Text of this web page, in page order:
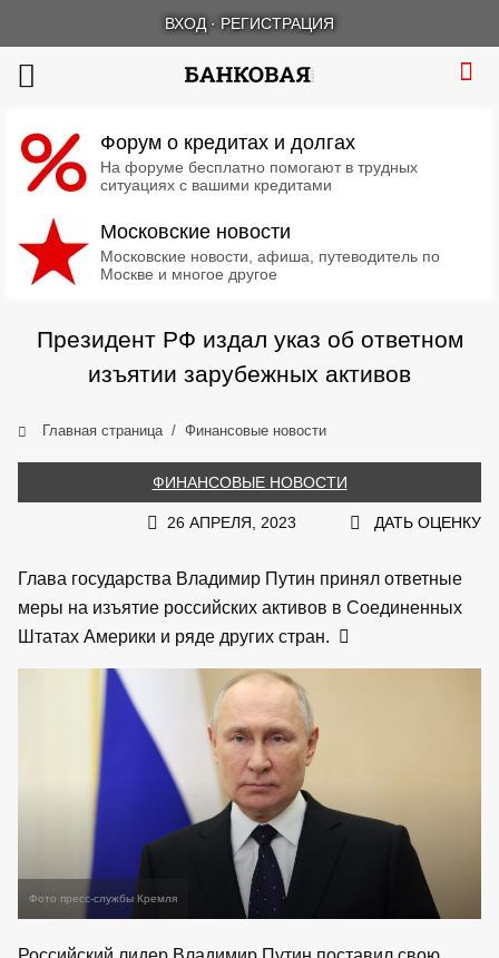
ВХОД · РЕГИСТРАЦИЯ
Форум о кредитах и долгах
На форуме бесплатно помогают в трудных
ситуациях с вашими кредитами
Московские новости
Московские новости, афиша, путеводитель по
Москве и многое другое
Президент РФ издал указ об ответном
изъятии зарубежных активов
Главная страница Финансовые новости
ФИНАНСОВЫЕ НОВОСТИ
26 АПРЕЛЯ, 2023 ДАТЬ ОЦЕНКУ
Глава государства Владимир Путин принял ответные
меры на изъятие российских активов в Соединенных
Штатах Америки и ряде других стран.
Фото пресс-службы Кремля